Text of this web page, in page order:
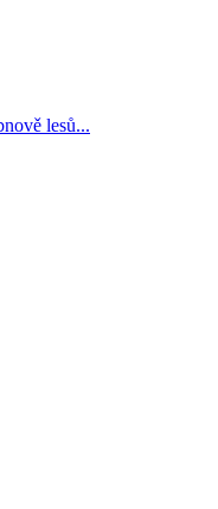
lesů...